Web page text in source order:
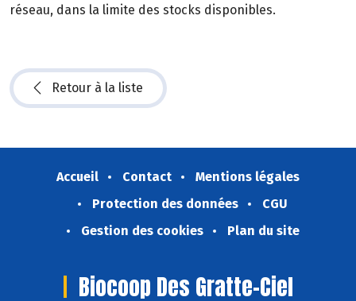
réseau, dans la limite des stocks disponibles.
Retour à la liste
Accueil Contact
Mentions légales
Protection des données
CGU
Gestion des cookies
Plan du site
Biocoop Des Gratte-Ciel